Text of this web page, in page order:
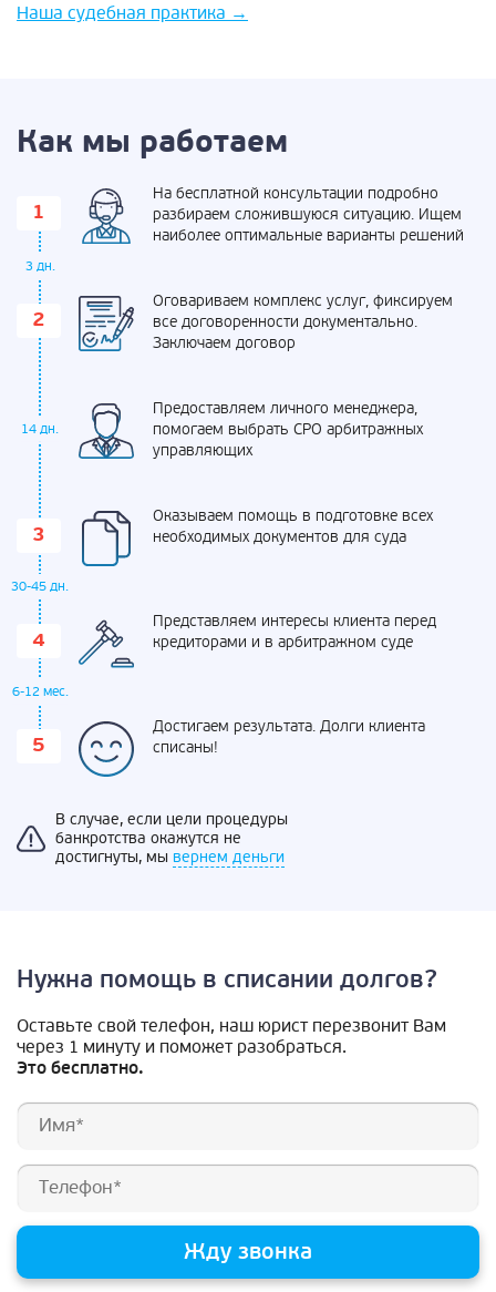
Наша судебная практика →
Как мы работаем
3 дн.
На бесплатной консультации подробно
разбираем сложившуюся ситуацию. Ищем
наиболее оптимальные варианты решений
Оговариваем комплекс услуг, фиксируем
все договоренности документально.
Заключаем договор
14 дн.
Предоставляем личного менеджера,
помогаем выбрать СРО арбитражных
управляющих
30-45 дн.
Оказываем помощь в подготовке всех
необходимых документов для суда
6-12 мес.
Представляем интересы клиента перед
кредиторами и в арбитражном суде
Достигаем результата. Долги клиента
списаны!
В случае, если цели процедуры
банкротства окажутся не
достигнуты, мы вернем деньги
Нужна помощь в списании долгов?
Оставьте свой телефон, наш юрист перезвонит Вам
через 1 минуту и поможет разобраться.
Это бесплатно.
Жду звонка